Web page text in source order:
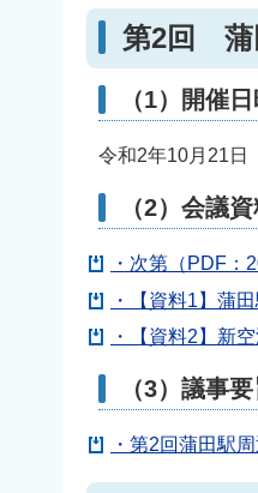
第2回 蒲
（1）開催
令和2年10月21日
（2）会議
・次第（PDF：
・【資料1】蒲
・【資料2】新
（3）議事
・第2回蒲田駅